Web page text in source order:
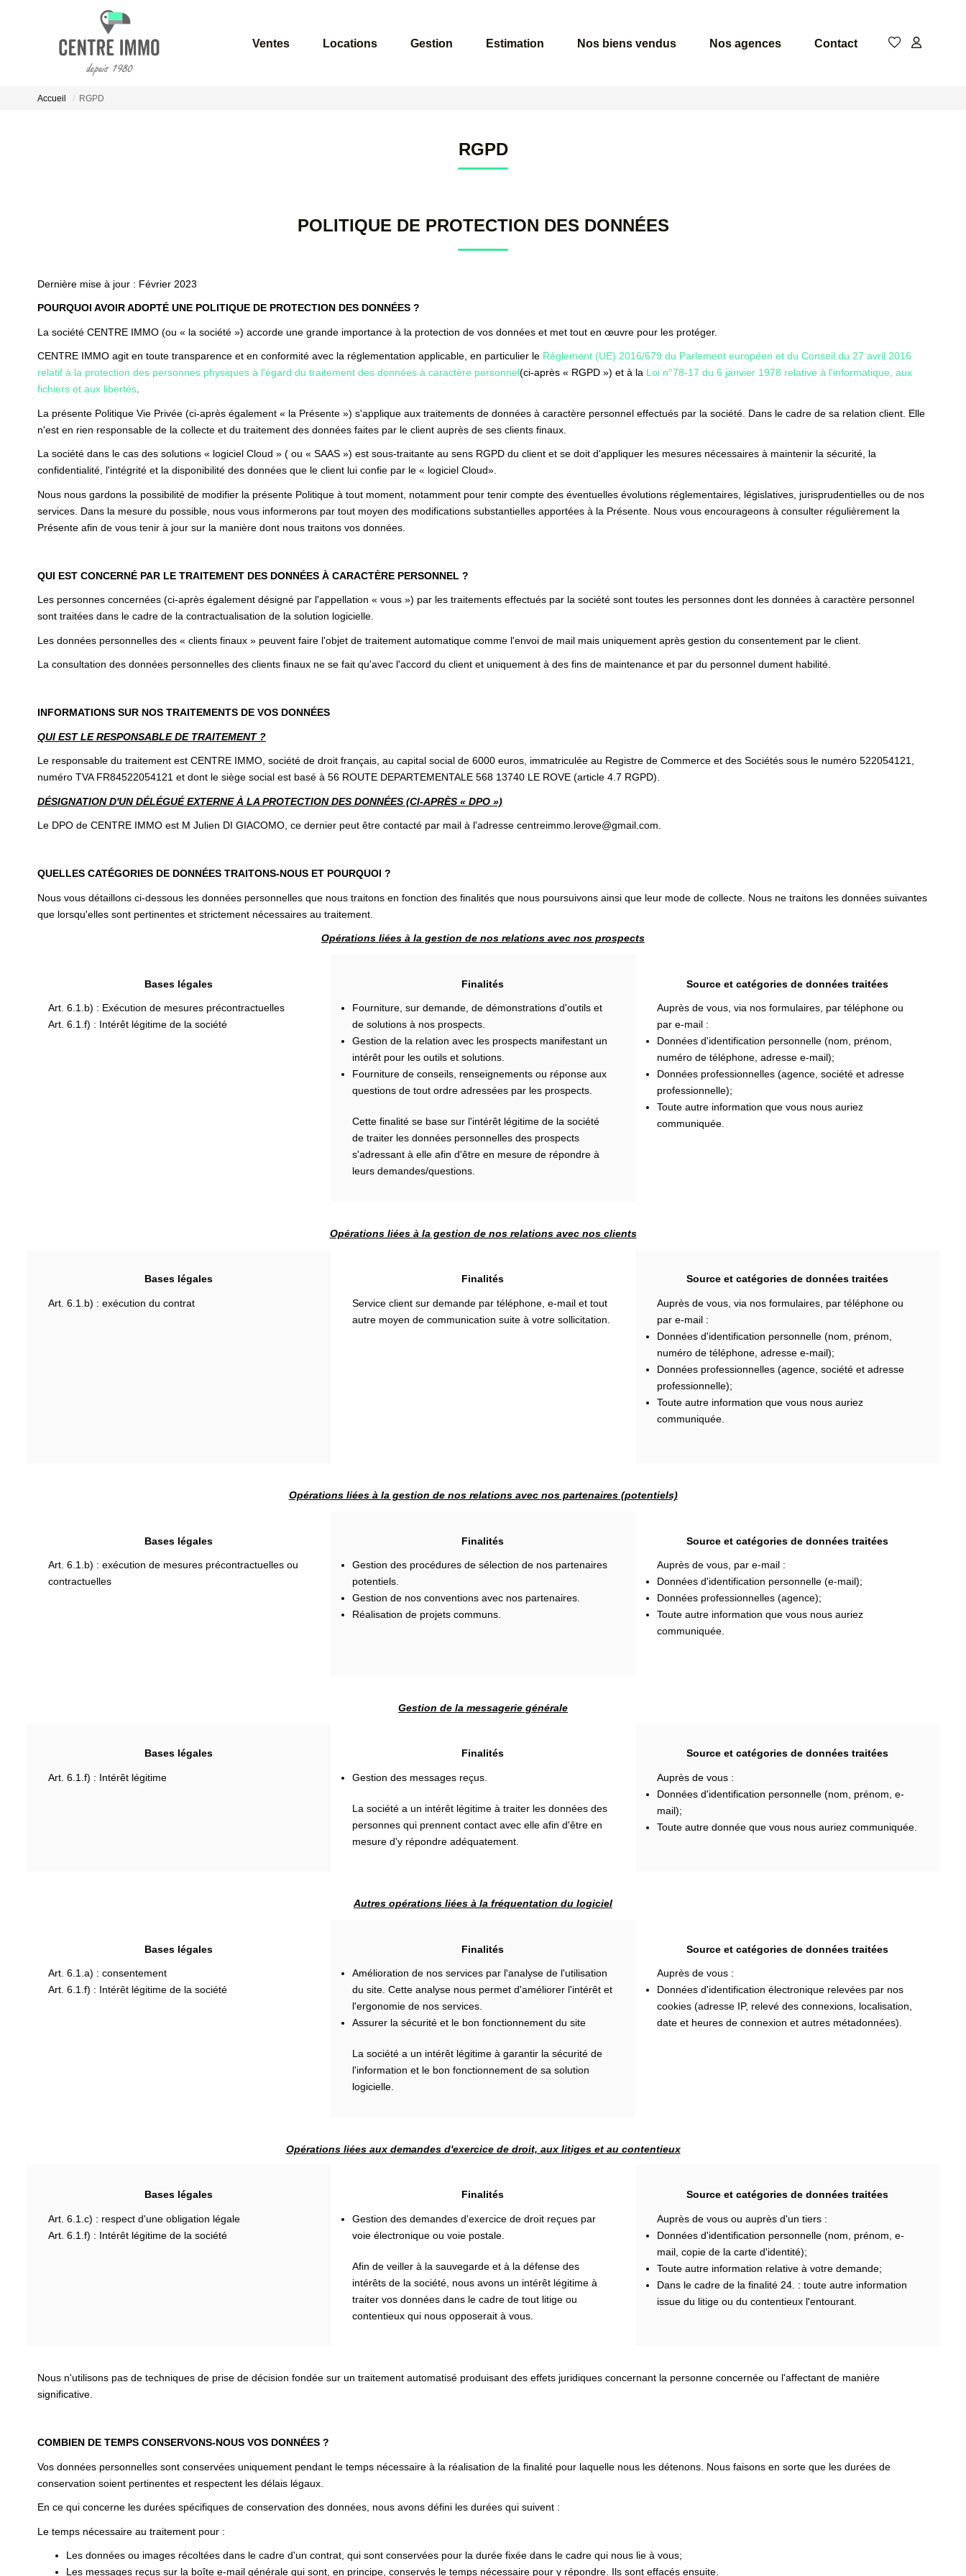
Ventes Locations Gestion Estimation Nos biens vendus Nos agences Contact
Accueil RGPD
RGPD
POLITIQUE DE PROTECTION DES DONNÉES
Dernière mise à jour : Février 2023
POURQUOI AVOIR ADOPTÉ UNE POLITIQUE DE PROTECTION DES DONNÉES ?
La société CENTRE IMMO (ou « la société ») accorde une grande importance à la protection de vos données et met tout en œuvre pour les protéger.
CENTRE IMMO agit en toute transparence et en conformité avec la réglementation applicable, en particulier le Règlement (UE) 2016/679 du Parlement européen et du Conseil du 27 avril 2016
relatif à la protection des personnes physiques à l'égard du traitement des données à caractère personnel(ci-après « RGPD ») et à la Loi n°78-17 du 6 janvier 1978 relative à l'informatique, aux
fichiers et aux libertés
La présente Politique Vie Privée (ci-après également « la Présente ») s'applique aux traitements de données à caractère personnel effectués par la société. Dans le cadre de sa relation client. Elle
n'est en rien responsable de la collecte et du traitement des données faites par le client auprès de ses clients finaux.
La société dans le cas des solutions « logiciel Cloud » ( ou « SAAS ») est sous-traitante au sens RGPD du client et se doit d'appliquer les mesures nécessaires à maintenir la sécurité, la
confidentialité, l'intégrité et la disponibilité des données que le client lui confie par le « logiciel Cloud».
Nous nous gardons la possibilité de modifier la présente Politique à tout moment, notamment pour tenir compte des éventuelles évolutions réglementaires, législatives, jurisprudentielles ou de nos
services. Dans la mesure du possible, nous vous informerons par tout moyen des modifications substantielles apportées à la Présente. Nous vous encourageons à consulter régulièrement la
Présente afin de vous tenir à jour sur la manière dont nous traitons vos données.
QUI EST CONCERNÉ PAR LE TRAITEMENT DES DONNÉES À CARACTÈRE PERSONNEL ?
Les personnes concernées (ci-après également désigné par l'appellation « vous ») par les traitements effectués par la société sont toutes les personnes dont les données à caractère personnel
sont traitées dans le cadre de la contractualisation de la solution logicielle.
Les données personnelles des « clients finaux » peuvent faire l'objet de traitement automatique comme l'envoi de mail mais uniquement après gestion du consentement par le client.
La consultation des données personnelles des clients finaux ne se fait qu'avec l'accord du client et uniquement à des fins de maintenance et par du personnel dument habilité.
INFORMATIONS SUR NOS TRAITEMENTS DE VOS DONNÉES
QUI EST LE RESPONSABLE DE TRAITEMENT ?
Le responsable du traitement est CENTRE IMMO, société de droit français, au capital social de 6000 euros, immatriculée au Registre de Commerce et des Sociétés sous le numéro 522054121,
numéro TVA FR84522054121 et dont le siège social est basé à 56 ROUTE DEPARTEMENTALE 568 13740 LE ROVE (article 4.7 RGPD).
DÉSIGNATION D'UN DÉLÉGUÉ EXTERNE À LA PROTECTION DES DONNÉES (CI-APRÈS « DPO »)
Le DPO de CENTRE IMMO est M Julien DI GIACOMO, ce dernier peut être contacté par mail à l'adresse centreimmo.lerove@gmail.com.
QUELLES CATÉGORIES DE DONNÉES TRAITONS-NOUS ET POURQUOI ?
Nous vous détaillons ci-dessous les données personnelles que nous traitons en fonction des finalités que nous poursuivons ainsi que leur mode de collecte. Nous ne traitons les données suivantes
que lorsqu'elles sont pertinentes et strictement nécessaires au traitement.
Opérations liées à la gestion de nos relations avec nos prospects
Bases légales
Art. 6.1.b) : Exécution de mesures précontractuelles
Art. 6.1.f) : Intérêt légitime de la société
Finalités
Fourniture, sur demande, de démonstrations d'outils et
de solutions à nos prospects.
Gestion de la relation avec les prospects manifestant un
intérêt pour les outils et solutions.
Fourniture de conseils, renseignements ou réponse aux
questions de tout ordre adressées par les prospects.
Cette finalité se base sur l'intérêt légitime de la société
de traiter les données personnelles des prospects
s'adressant à elle afin d'être en mesure de répondre à
leurs demandes/questions.
Source et catégories de données traitées
Auprès de vous, via nos formulaires, par téléphone ou
par e-mail :
Données d'identification personnelle (nom, prénom,
numéro de téléphone, adresse e-mail);
Données professionnelles (agence, société et adresse
professionnelle);
Toute autre information que vous nous auriez
communiquée.
Opérations liées à la gestion de nos relations avec nos clients
Bases légales
Art. 6.1.b) : exécution du contrat
Finalités
Service client sur demande par téléphone, e-mail et tout
autre moyen de communication suite à votre sollicitation.
Source et catégories de données traitées
Auprès de vous, via nos formulaires, par téléphone ou
par e-mail :
Données d'identification personnelle (nom, prénom,
numéro de téléphone, adresse e-mail);
Données professionnelles (agence, société et adresse
professionnelle);
Toute autre information que vous nous auriez
communiquée.
Opérations liées à la gestion de nos relations avec nos partenaires (potentiels)
Bases légales
Art. 6.1.b) : exécution de mesures précontractuelles ou
contractuelles
Finalités
Gestion des procédures de sélection de nos partenaires
potentiels.
Gestion de nos conventions avec nos partenaires.
Réalisation de projets communs.
Source et catégories de données traitées
Auprès de vous, par e-mail :
Données d'identification personnelle (e-mail);
Données professionnelles (agence);
Toute autre information que vous nous auriez
communiquée.
Gestion de la messagerie générale
Bases légales
Art. 6.1.f) : Intérêt légitime
Finalités
Gestion des messages reçus.
La société a un intérêt légitime à traiter les données des
personnes qui prennent contact avec elle afin d'être en
mesure d'y répondre adéquatement.
Source et catégories de données traitées
Auprès de vous :
Données d'identification personnelle (nom, prénom, e-
mail);
Toute autre donnée que vous nous auriez communiquée.
Autres opérations liées à la fréquentation du logiciel
Bases légales
Art. 6.1.a) : consentement
Art. 6.1.f) : Intérêt légitime de la société
Finalités
Amélioration de nos services par l'analyse de l'utilisation
du site. Cette analyse nous permet d'améliorer l'intérêt et
l'ergonomie de nos services.
Assurer la sécurité et le bon fonctionnement du site
La société a un intérêt légitime à garantir la sécurité de
l'information et le bon fonctionnement de sa solution
logicielle.
Source et catégories de données traitées
Auprès de vous :
Données d'identification électronique relevées par nos
cookies (adresse IP, relevé des connexions, localisation,
date et heures de connexion et autres métadonnées).
Opérations liées aux demandes d'exercice de droit, aux litiges et au contentieux
Bases légales
Art. 6.1.c) : respect d'une obligation légale
Art. 6.1.f) : Intérêt légitime de la société
Finalités
Gestion des demandes d'exercice de droit reçues par
voie électronique ou voie postale.
Afin de veiller à la sauvegarde et à la défense des
intérêts de la société, nous avons un intérêt légitime à
traiter vos données dans le cadre de tout litige ou
contentieux qui nous opposerait à vous.
Source et catégories de données traitées
Auprès de vous ou auprès d'un tiers :
Données d'identification personnelle (nom, prénom, e-
mail, copie de la carte d'identité);
Toute autre information relative à votre demande;
Dans le cadre de la finalité 24. : toute autre information
issue du litige ou du contentieux l'entourant.
Nous n'utilisons pas de techniques de prise de décision fondée sur un traitement automatisé produisant des effets juridiques concernant la personne concernée ou l'affectant de manière
significative.
COMBIEN DE TEMPS CONSERVONS-NOUS VOS DONNÉES ?
Vos données personnelles sont conservées uniquement pendant le temps nécessaire à la réalisation de la finalité pour laquelle nous les détenons. Nous faisons en sorte que les durées de
conservation soient pertinentes et respectent les délais légaux.
En ce qui concerne les durées spécifiques de conservation des données, nous avons défini les durées qui suivent :
Le temps nécessaire au traitement pour :
Les données ou images récoltées dans le cadre d'un contrat, qui sont conservées pour la durée fixée dans le cadre qui nous lie à vous;
Les messages reçus sur la boîte e-mail générale qui sont, en principe, conservés le temps nécessaire pour y répondre. Ils sont effacés ensuite.